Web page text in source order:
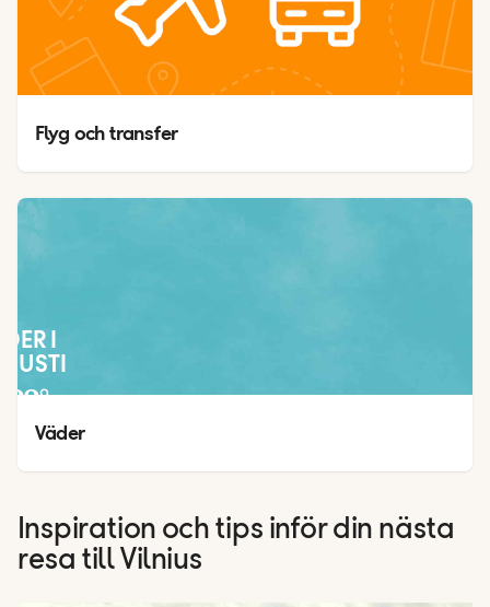
Flyg och transfer
I
22°
14°
Väder
Inspiration och tips inför din nästa
resa till Vilnius